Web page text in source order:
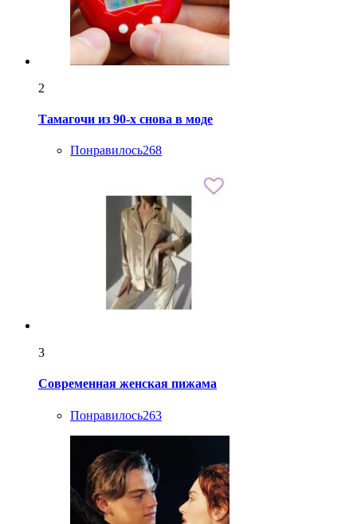
2
Тамагочи из 90-х снова в моде
Понравилось268
3
Современная женская пижама
Понравилось263